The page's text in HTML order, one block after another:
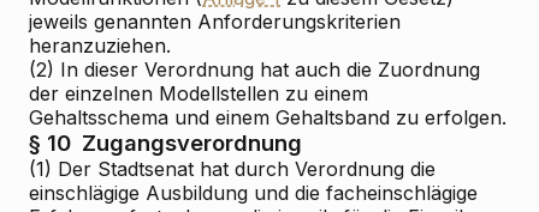
jeweils genannten Anforderungskriterien
heranzuziehen.
(2) In dieser Verordnung hat auch die Zuordnung
der einzelnen Modellstellen zu einem
Gehaltsschema und einem Gehaltsband zu erfolgen.
§ 10 Zugangsverordnung
(1) Der Stadtsenat hat durch Verordnung die
einschlägige Ausbildung und die facheinschlägige